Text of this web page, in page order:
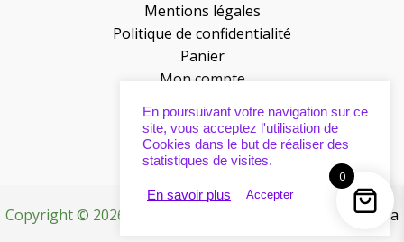
Mentions légales
Politique de confidentialité
Panier
Mon compte
Points de vente
Copyright © 2026 | Propulsé par Thème WordPress Astra
En poursuivant votre navigation sur ce
site, vous acceptez l'utilisation de
Cookies dans le but de réaliser des
statistiques de visites.
En savoir plus Accepter
0